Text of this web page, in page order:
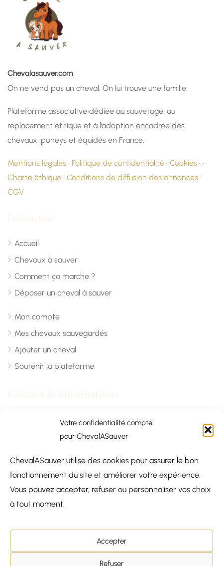
Votre confidentialité compte
pour ChevalASauver
ChevalASauver utilise des cookies pour assurer le bon
fonctionnement du site et améliorer votre expérience.
Vous pouvez accepter, refuser ou personnaliser vos choix
à tout moment.
Accepter
Refuser
Chevalasauver.com
On ne vend pas un cheval. On lui trouve une famille.
Plateforme associative dédiée au sauvetage, au
replacement éthique et à l’adoption encadrée des
chevaux, poneys et équidés en France.
Mentions légales · Politique de confidentialité · Cookies · ·
Charte éthique · Conditions de diffusion des annonces ·
CGV
Accueil
Chevaux à sauver
Comment ça marche ?
Déposer un cheval à sauver
Mon compte
Mes chevaux sauvegardés
Ajouter un cheval
Soutenir la plateforme
Chevalasauver.com
Normandie, France
contact@chevalasauver.com
Communiqué de presse
Chevalasauver.com —
COQUINOU